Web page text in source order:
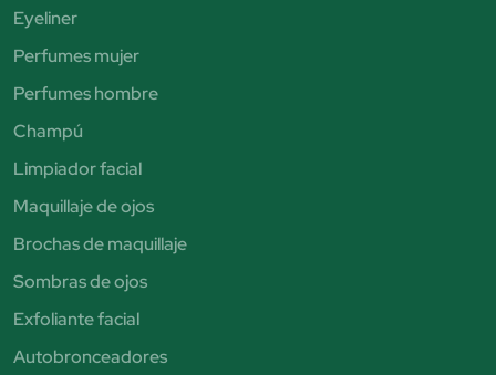
Eyeliner
Perfumes mujer
Perfumes hombre
Champú
Limpiador facial
Maquillaje de ojos
Brochas de maquillaje
Sombras de ojos
Exfoliante facial
Autobronceadores